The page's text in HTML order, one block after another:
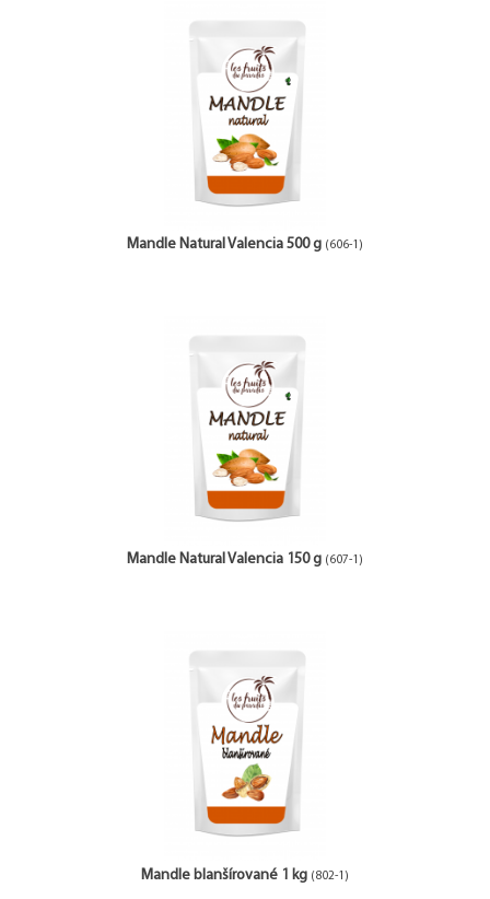
Mandle Natural Valencia 500 g (606-1)
Mandle Natural Valencia 150 g (607-1)
Mandle blanšírované 1 kg (802-1)